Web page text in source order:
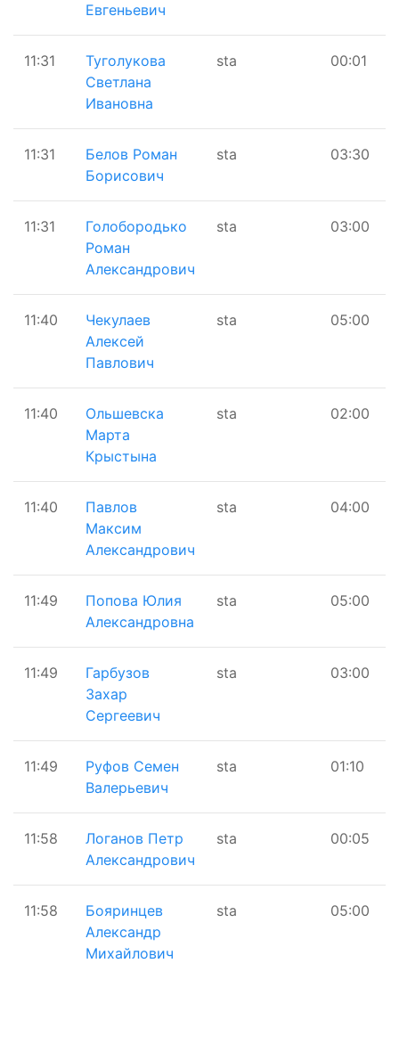
Евгеньевич
11:31
Туголукова
Светлана
Ивановна
sta 00:01
11:31
Белов Роман
Борисович
sta 03:30
11:31
Голобородько
Роман
Александрович
sta 03:00
11:40
Чекулаев
Алексей
Павлович
sta 05:00
11:40
Ольшевска
Марта
Крыстына
sta 02:00
11:40
Павлов
Максим
Александрович
sta 04:00
11:49
Попова Юлия
Александровна
sta 05:00
11:49
Гарбузов
Захар
Сергеевич
sta 03:00
11:49
Руфов Семен
Валерьевич
sta 01:10
11:58
Логанов Петр
Александрович
sta 00:05
11:58
Бояринцев
Александр
Михайлович
sta 05:00